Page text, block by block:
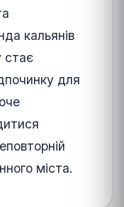
кальянів
стає
для
міста.